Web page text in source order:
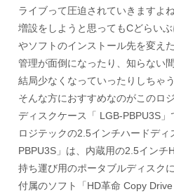
ライブって圧迫されていきますよね
増設をしようと思ってもCどらい
やソフトのインストール先を変え
管理が面倒になったり、知らない
結局少なくなっていったりしちゃ
そんな方におすすめなのがこのロ
ディスクケース「 LGB-PBPU3S」
ロジテックの2.5インチハードディ
PBPU3S」は、内蔵用の2.5インチ
持ち運び用のポータブルディスク
付属のソフト「HD革命 Copy